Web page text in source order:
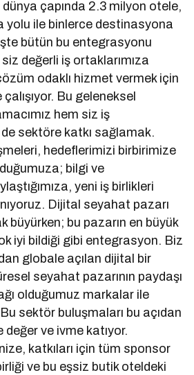
çapında 2.3 milyon otele,
yolu ile binlerce destinasyona
bütün bu entegrasyonu
değerli iş ortaklarımıza
odaklı hizmet vermek için
Bu geleneksel
hem siz iş
sektöre katkı sağlamak.
hedeflerimizi birbirimize
bilgi ve
yeni iş birlikleri
Dijital seyahat pazarı
büyürken; bu pazarın en büyük
iyi bildiği gibi entegrasyon. Biz
globale açılan dijital bir
seyahat pazarının paydaşı
olduğumuz markalar ile
sektör buluşmaları bu açıdan
ve ivme katıyor.
katkıları için tüm sponsor
ve bu eşsiz butik oteldeki